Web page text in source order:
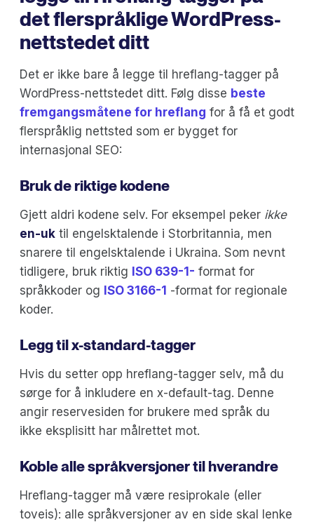
det flerspråklige WordPress-
nettstedet ditt
Det er ikke bare å legge til hreflang-tagger på
WordPress-nettstedet ditt. Følg disse beste
fremgangsmåtene for hreflang for å få et godt
flerspråklig nettsted som er bygget for
internasjonal SEO:
Bruk de riktige kodene
Gjett aldri kodene selv. For eksempel peker ikke
en-uk til engelsktalende i Storbritannia, men
snarere til engelsktalende i Ukraina. Som nevnt
tidligere, bruk riktig ISO 639-1- format for
språkkoder og ISO 3166-1 -format for regionale
koder.
Legg til x-standard-tagger
Hvis du setter opp hreflang-tagger selv, må du
sørge for å inkludere en x-default-tag. Denne
angir reservesiden for brukere med språk du
ikke eksplisitt har målrettet mot.
Koble alle språkversjoner til hverandre
Hreflang-tagger må være resiprokale (eller
toveis): alle språkversjoner av en side skal lenke